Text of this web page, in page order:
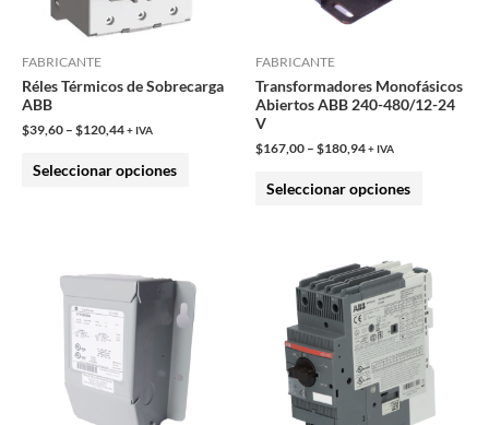
FABRICANTE
Réles Térmicos de Sobrecarga
ABB
$39,60 – $120,44+ IVA
Seleccionar opciones
elegir
FABRICANTE
Transformadores Monofásicos
Abiertos ABB 240-480/12-24
V
$167,00 – $180,94+ IVA
Seleccionar opciones
elegir
en
producto
tiene
múltiples
variantes.
Las
producto
tiene
múltiples
variantes.